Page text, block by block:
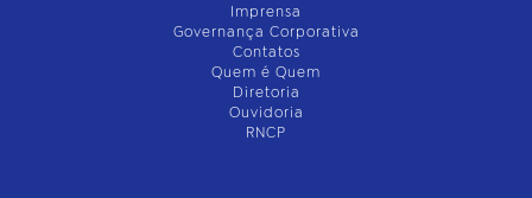
Imprensa
Governança Corporativa
Contatos
Quem é Quem
Diretoria
Ouvidoria
RNCP